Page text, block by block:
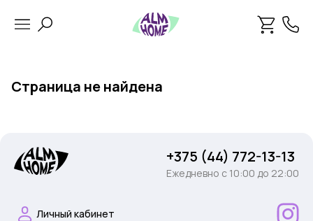
Страница не найдена
+375 (44) 772-13-13
Ежедневно c 10:00 до 22:00
Личный кабинет